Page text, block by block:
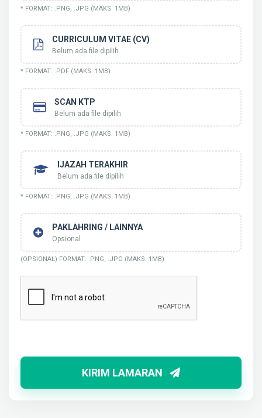
* FORMAT: .PNG, .JPG (MAKS. 1MB)
CURRICULUM VITAE (CV)
Belum ada file dipilih
* FORMAT: .PDF (MAKS. 1MB)
SCAN KTP
Belum ada file dipilih
* FORMAT: .PNG, .JPG (MAKS. 1MB)
IJAZAH TERAKHIR
Belum ada file dipilih
* FORMAT: .PNG, .JPG (MAKS. 1MB)
PAKLAHRING / LAINNYA
Opsional
(OPSIONAL) FORMAT: .PNG, .JPG (MAKS. 1MB)
KIRIM LAMARAN